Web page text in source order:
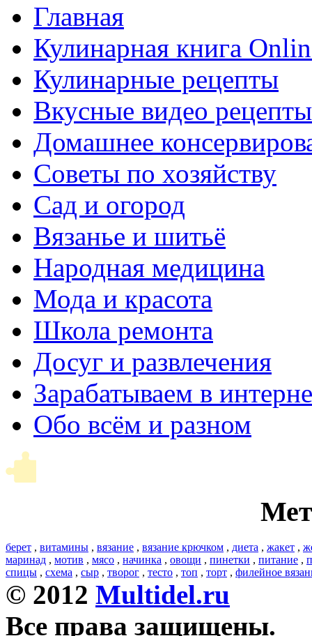
Главная
Кулинарная книга
Кулинарные рецепты
Вкусные видео рецепты
Домашнее
Советы по хозяйству
Сад и огород
Вязанье и шитьё
Народная медицина
Мода и красота
Школа ремонта
Досуг и развлечения
Зарабатываем в
Обо всём и разном
берет , витамины , вязание , вязание крючком , диета , жакет ,
маринад , мотив , мясо , начинка , овощи , пинетки , питание ,
спицы , схема , сыр , творог , тесто , топ , торт , филейное
© 2012 Multidel.ru
Все права защищены.